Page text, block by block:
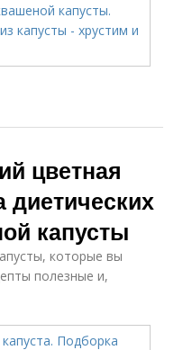
цветная
диетических
капусты
которые вы
полезные и,